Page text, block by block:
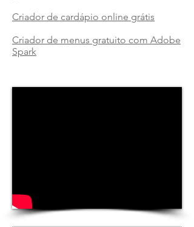
Criador de cardápio online grátis
Criador de menus gratuito com Adobe
Spark